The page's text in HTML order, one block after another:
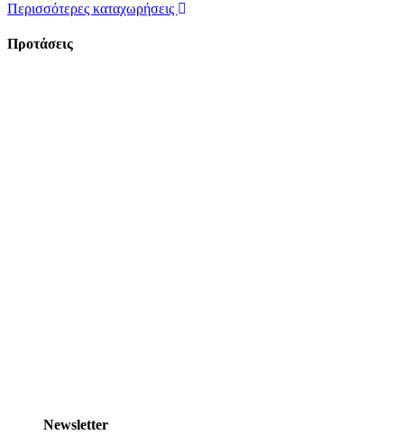
Περισσότερες καταχωρήσεις
Προτάσεις
Newsletter